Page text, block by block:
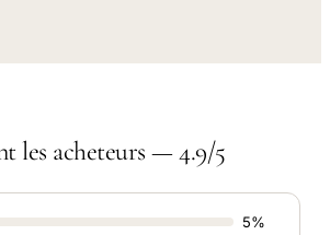
les acheteurs — 4.9/5
5%